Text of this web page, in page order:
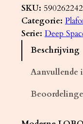
a
f
o
L
SKU:
Categorie:
Serie: Deep
Beschrijving
Aanvullende